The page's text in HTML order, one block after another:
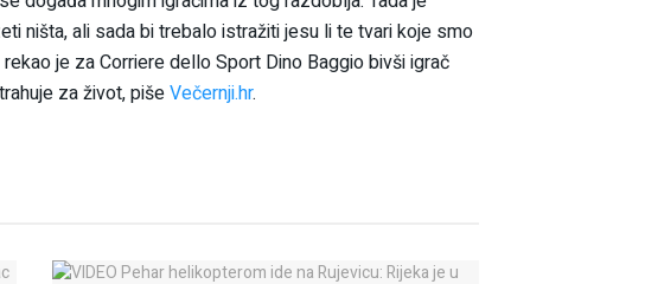
ništa, ali sada bi trebalo istražiti jesu li te tvari koje smo
je za Corriere dello Sport Dino Baggio bivši igrač
za život, pišeVečernji.hr.